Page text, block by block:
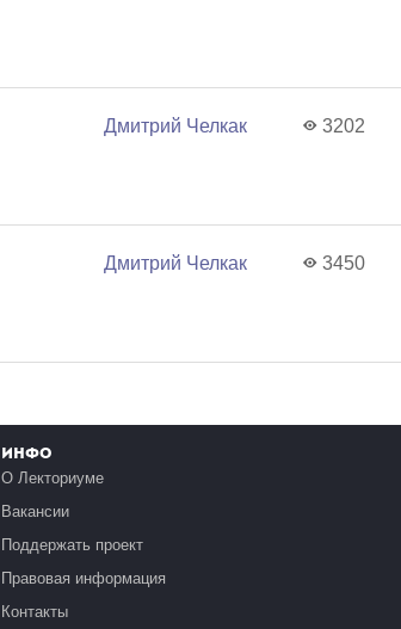
Дмитрий Челкак 3202
Дмитрий Челкак 3450
Инфо
О Лекториуме
Вакансии
Поддержать проект
Правовая информация
Контакты